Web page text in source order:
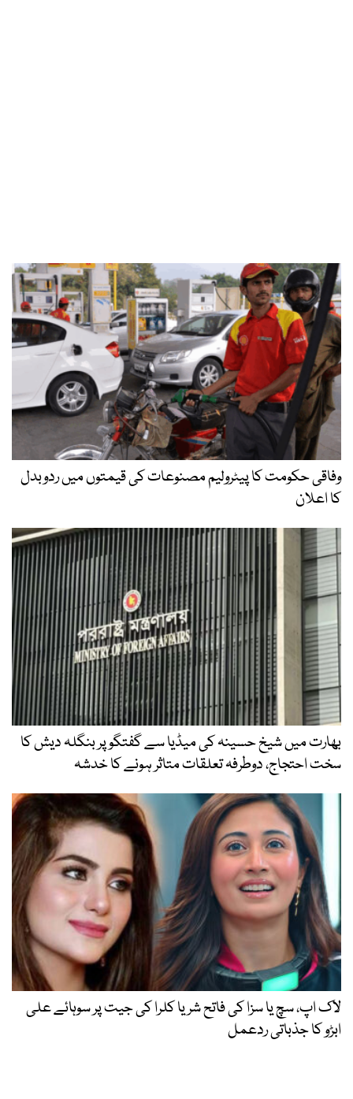
وفاقی حکومت کا پیٹرولیم مصنوعات کی قیمتوں میں ردوبدل
کا اعلان
بھارت میں شیخ حسینہ کی میڈیا سے گفتگو پر بنگلہ دیش کا
سخت احتجاج، دوطرفہ تعلقات متاثر ہونے کا خدشہ
لاک اپ، سچ یا سزا کی فاتح شریا کلرا کی جیت پر سوہائے علی
ابڑو کا جذباتی ردعمل